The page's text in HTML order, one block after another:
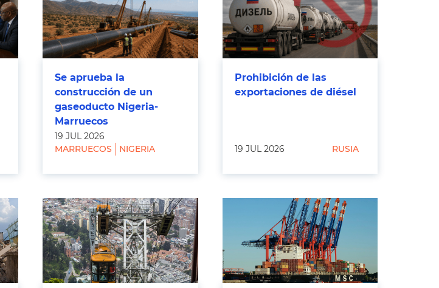
Se aprueba la
construcción de un
gaseoducto Nigeria-
Marruecos
19 JUL 2026
MARRUECOS
NIGERIA
Prohibición de las
exportaciones de diésel
19 JUL 2026 RUSIA